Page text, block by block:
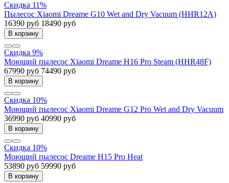
Скидка 11%
Пылесос Xiaomi Dreame G10 Wet and Dry Vacuum (HHR12A)
16390 руб 18490 руб
В корзину
Скидка 9%
Моющий пылесос Xiaomi Dreame H16 Pro Steam (HHR48F)
67990 руб 74490 руб
В корзину
Скидка 10%
Моющий пылесос Xiaomi Dreame G12 Pro Wet and Dry Vacuum
36990 руб 40990 руб
В корзину
Скидка 10%
Моющий пылесос Dreame H15 Pro Heat
53890 руб 59990 руб
В корзину